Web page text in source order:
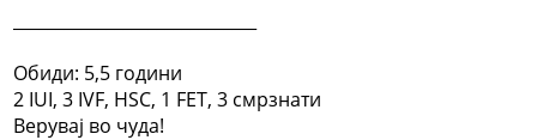
Обиди: 5,5 години
2 IUI, 3 IVF, HSC, 1 FET, 3 смрзнати
Верувај во чуда!